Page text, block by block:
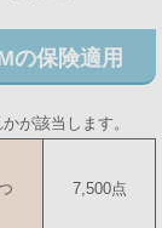
の保険適用
が該当します。
7,500点